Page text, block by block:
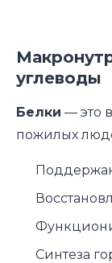
углеводы
Белки — это
пожилых
Синтеза